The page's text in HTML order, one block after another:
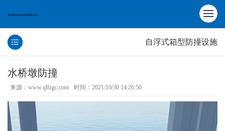
自浮式箱型防撞设施
水桥墩防撞
来源：www.qlfzgc.com 时间：2021/10/30 14:26:50